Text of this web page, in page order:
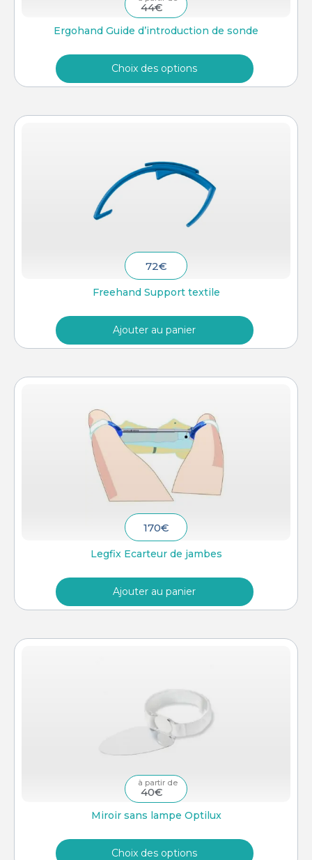
Ergohand Guide d’introduction de sonde
44€
Choix des options
Freehand Support textile
72€
Ajouter au panier
Legfix Ecarteur de jambes
170€
Ajouter au panier
Miroir sans lampe Optilux
40€
Choix des options